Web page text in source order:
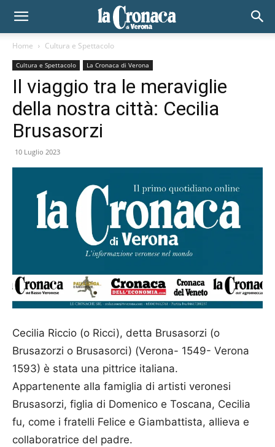
Home Cultura e Spettacolo
Cultura e Spettacolo La Cronaca di Verona
Il viaggio tra le meraviglie
della nostra città: Cecilia
Brusasorzi
10 Luglio 2023
Cecilia Riccio (o Ricci), detta Brusasorzi (o
Brusazorzi o Brusasorci) (Verona- 1549- Verona
1593) è stata una pittrice italiana.
Appartenente alla famiglia di artisti veronesi
Brusasorzi, figlia di Domenico e Toscana, Cecilia
fu, come i fratelli Felice e Giambattista, allieva e
collaboratrice del padre.